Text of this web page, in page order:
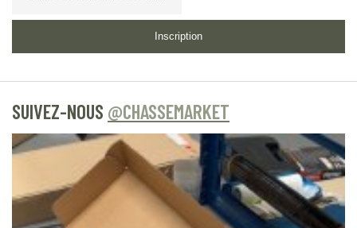
Inscription
SUIVEZ-NOUS @CHASSEMARKET